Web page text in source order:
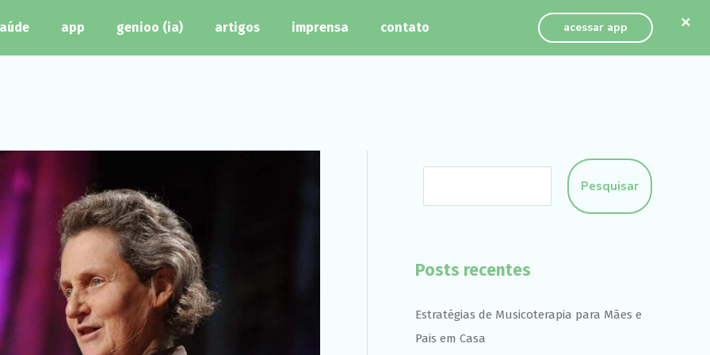
app genioo (ia) artigos imprensa contato acessar app
Pesquisar
Posts recentes
Estratégias de Musicoterapia para Mães e
Pais em Casa
×